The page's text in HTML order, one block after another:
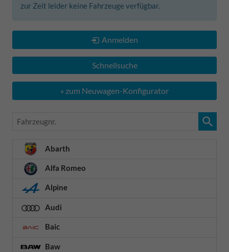
zur Zeit leider keine Fahrzeuge verfügbar.
Anmelden
Schnellsuche
» zum Neuwagen-Konfigurator
Fahrzeugnr.
Abarth
Alfa Romeo
Alpine
Audi
Baic
Baw